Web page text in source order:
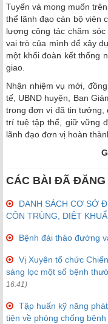
Tuyến và mong muốn
thể lãnh đạo cán bộ viên
lượng công tác chăm
vai trò của mình để xây
một khối đoàn kết thống
giao.
Nhận nhiệm vụ mới,
tế, UBND huyện, Ban
trong đơn vị đã tin tưởng,
trí tuệ tập thể, giữ vững
lãnh đạo đơn vị hoàn
CÁC BÀI ĐÃ ĐĂNG
DANH SÁCH CƠ SỞ
CÔN TRÙNG, DIỆT
Bệnh đái tháo đường
Vị Xuyên tổ chức
sàng lọc một số bệnh
16:41)
Tập huấn kỹ năng
tiện về phòng chống